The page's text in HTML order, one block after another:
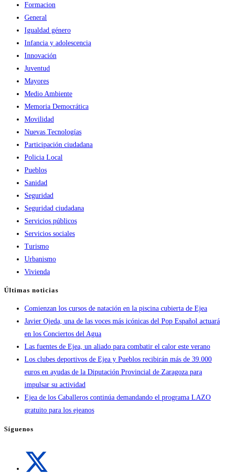
Formacion
General
Igualdad género
Infancia y adolescencia
Innovación
Juventud
Mayores
Medio Ambiente
Memoria Democrática
Movilidad
Nuevas Tecnologías
Participación ciudadana
Policia Local
Pueblos
Sanidad
Seguridad
Seguridad ciudadana
Servicios públicos
Servicios sociales
Turismo
Urbanismo
Vivienda
Últimas noticias
Comienzan los cursos de natación en la piscina cubierta de Ejea
Javier Ojeda, una de las voces más icónicas del Pop Español actuará
en los Conciertos del Agua
Las fuentes de Ejea, un aliado para combatir el calor este verano
Los clubes deportivos de Ejea y Pueblos recibirán más de 39.000
euros en ayudas de la Diputación Provincial de Zaragoza para
impulsar su actividad
Ejea de los Caballeros continúa demandando el programa LAZO
gratuito para los ejeanos
Síguenos